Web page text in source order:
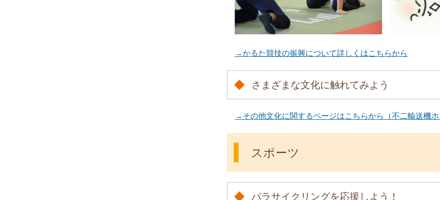
→かるた競技の振興について詳しくはこちらから
さまざまな文化に触れてみよう
→その他文化に関するページはこちらから（不二輸送機
スポーツ
パラサイクリングを応援しよう！